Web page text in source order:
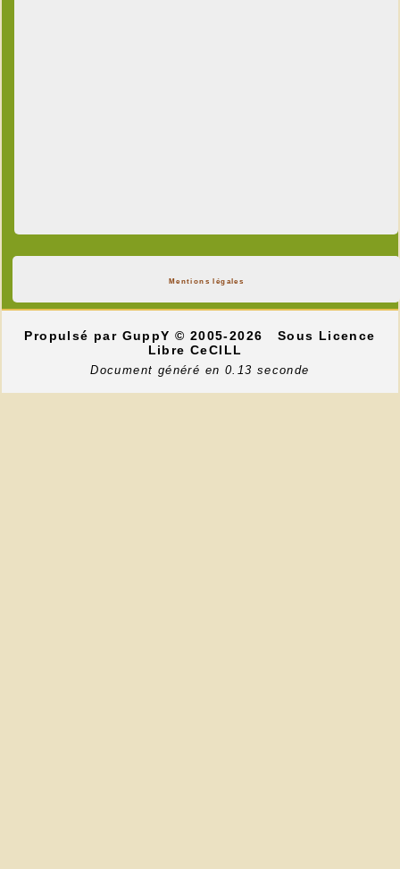
Mentions légales
Propulsé par GuppY© 2005-2026
Sous Licence
Libre CeCILL
Document généré en 0.13 seconde